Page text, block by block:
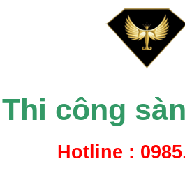
Thi công
Hotline :